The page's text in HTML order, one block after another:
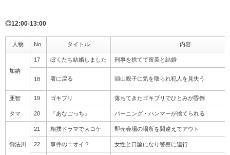
◎12:00-13:00
人物 No. タイトル 内容
加納
17 ぼくたち結婚しました 刑事を捨てて留美と結婚
18 署に戻る 頭山親子に気を取られ犯人を見失う
亜智 19 ゴキブリ 落ちてきたゴキブリでひとみが昏倒
タマ 20 『あなごっち』 バーニング・ハンマーが捨てられる
御法川
21 相撲ドラマで大コケ 即売会場の場所を間違えてアウト
22 事件のニオイ？ 女性と口論になり警察に連行